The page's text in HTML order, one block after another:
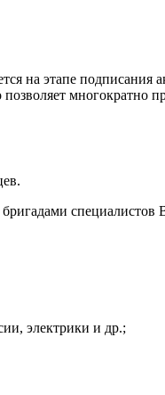
на этапе
специалистов
электрики и др.;